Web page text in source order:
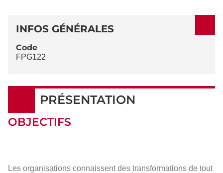
DÉTAILS
INFOS GÉNÉRALES
Code
FPG122
PRÉSENTATION
OBJECTIFS
Les organisations connaissent des transformations de tout